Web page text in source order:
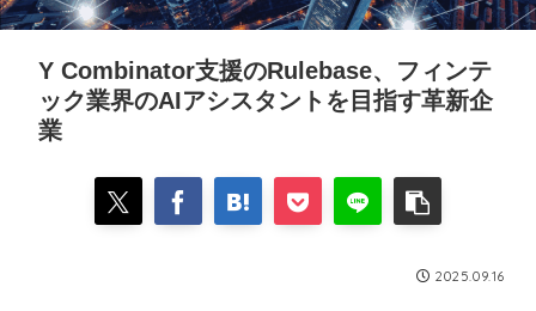
Y Combinator支援のRulebase、フィンテ
ック業界のAIアシスタントを目指す革新企
業
2025.09.16